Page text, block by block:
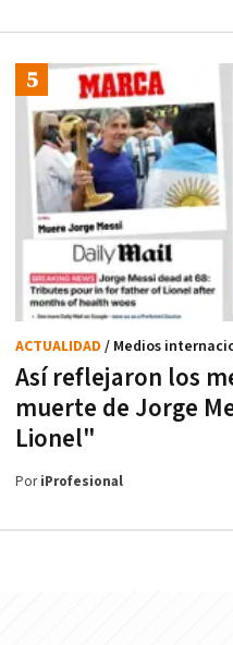
Así reflejaron los
muerte de Jorge
Lionel"
ACTUALIDAD / Medios
PoriProfesional